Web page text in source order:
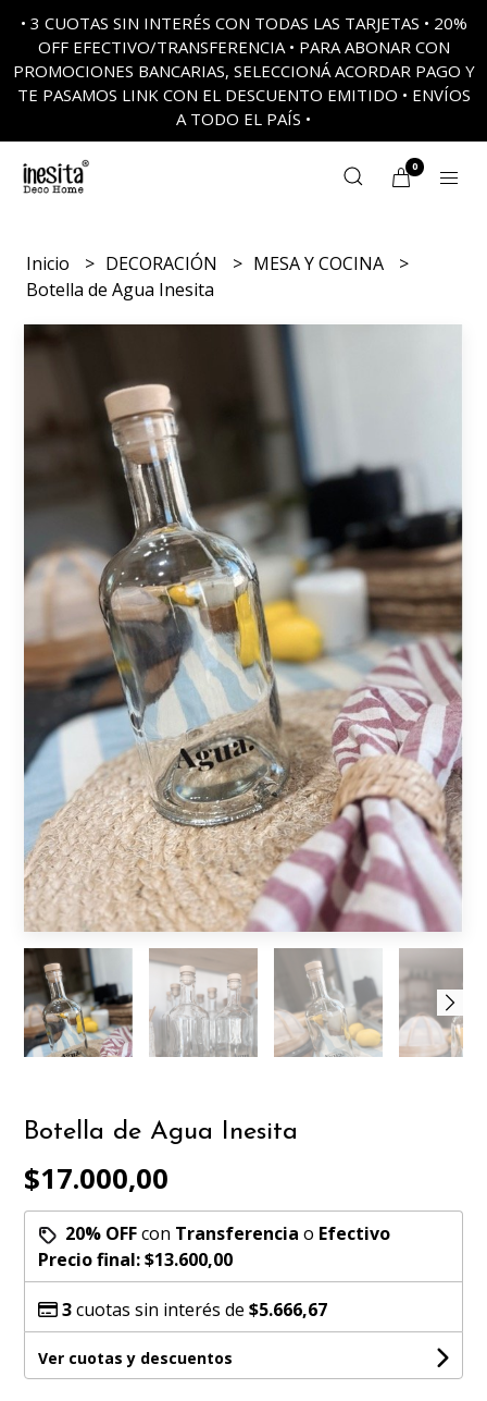
• 3 CUOTAS SIN INTERÉS CON TODAS LAS TARJETAS • 20%
OFF EFECTIVO/TRANSFERENCIA • PARA ABONAR CON
PROMOCIONES BANCARIAS, SELECCIONÁ ACORDAR PAGO Y
TE PASAMOS LINK CON EL DESCUENTO EMITIDO • ENVÍOS
A TODO EL PAÍS •
0
Inicio DECORACIÓN
MESA Y COCINA
Botella de Agua Inesita
Botella de Agua Inesita
$17.000,00
20% OFFcon Transferencia o Efectivo
Precio final:$13.600,00
3cuotas sin interés de$5.666,67
Ver cuotas y descuentos